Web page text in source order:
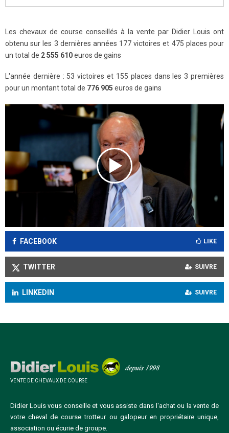
Les chevaux de course conseillés à la vente par Didier Louis ont
obtenu sur les 3 dernières années 177 victoires et 475 places pour
un total de 2 555 610euros de gains
L'année dernière : 53 victoires et 155 places dans les 3 premières
pour un montant total de 776 905 euros de gains
FACEBOOK LIKE
TWITTER SUIVRE
LINKEDIN SUIVRE
VENTE DE CHEVAUX DE COURSE
Didier Louis vous conseille et vous assiste dans l'achat ou la vente de
votre cheval de course trotteur ou galopeur en propriétaire unique,
association ou écurie de groupe.